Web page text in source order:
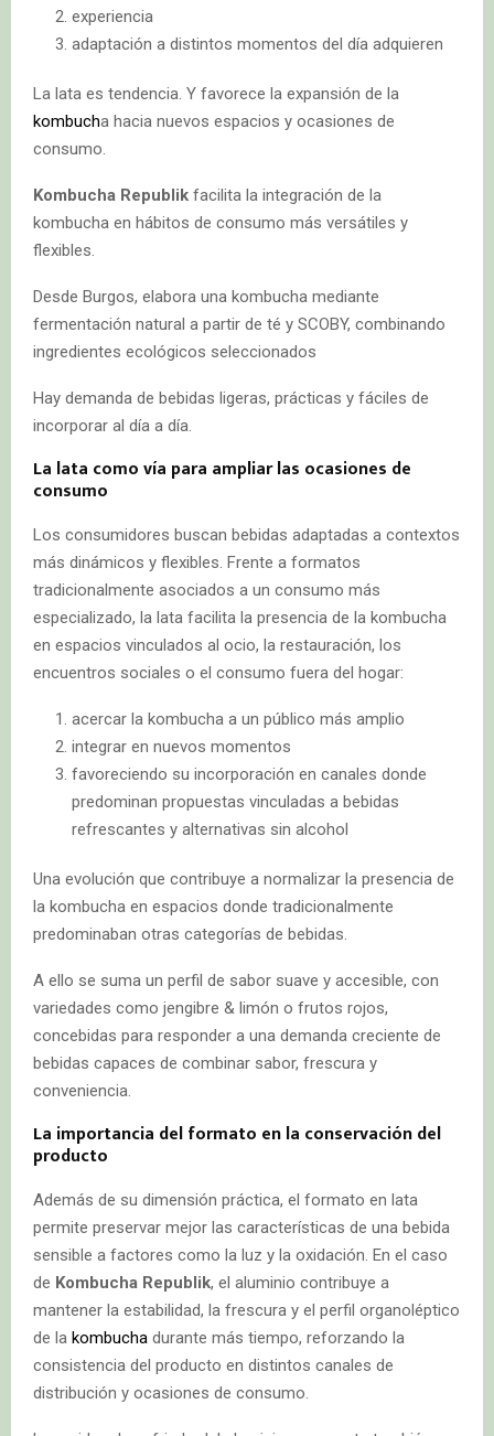
experiencia
adaptación a distintos momentos del día adquieren
La lata es tendencia. Y favorece la expansión de la
kombucha hacia nuevos espacios y ocasiones de
consumo.
Kombucha Republik facilita la integración de la
kombucha en hábitos de consumo más versátiles y
flexibles.
Desde Burgos, elabora una kombucha mediante
fermentación natural a partir de té y SCOBY, combinando
ingredientes ecológicos seleccionados
Hay demanda de bebidas ligeras, prácticas y fáciles de
incorporar al día a día.
La lata como vía para ampliar las ocasiones de
consumo
Los consumidores buscan bebidas adaptadas a contextos
más dinámicos y flexibles. Frente a formatos
tradicionalmente asociados a un consumo más
especializado, la lata facilita la presencia de la kombucha
en espacios vinculados al ocio, la restauración, los
encuentros sociales o el consumo fuera del hogar:
acercar la kombucha a un público más amplio
integrar en nuevos momentos
favoreciendo su incorporación en canales donde
predominan propuestas vinculadas a bebidas
refrescantes y alternativas sin alcohol
Una evolución que contribuye a normalizar la presencia de
la kombucha en espacios donde tradicionalmente
predominaban otras categorías de bebidas.
A ello se suma un perfil de sabor suave y accesible, con
variedades como jengibre & limón o frutos rojos,
concebidas para responder a una demanda creciente de
bebidas capaces de combinar sabor, frescura y
conveniencia.
La importancia del formato en la conservación del
producto
Además de su dimensión práctica, el formato en lata
permite preservar mejor las características de una bebida
sensible a factores como la luz y la oxidación. En el caso
de Kombucha Republik, el aluminio contribuye a
mantener la estabilidad, la frescura y el perfil organoléptico
de la kombucha durante más tiempo, reforzando la
consistencia del producto en distintos canales de
distribución y ocasiones de consumo.